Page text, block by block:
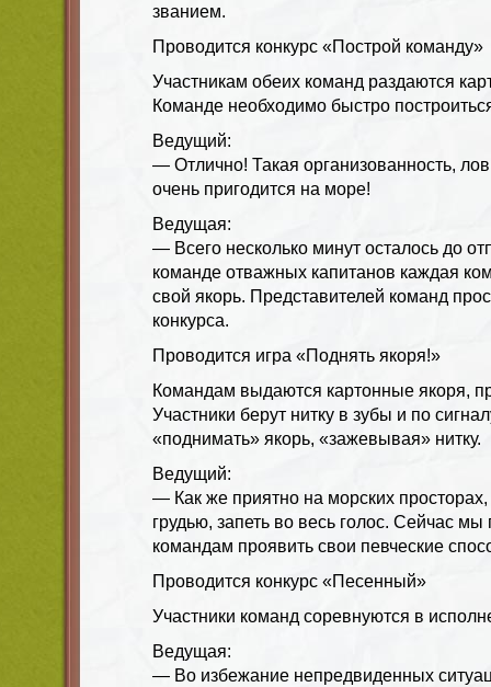
званием.
Проводится конкурс «Построй команду»
Участникам обеих команд раздаются
Команде необходимо быстро
Ведущий:
— Отлично! Такая организованность,
очень пригодится на море!
Ведущая:
— Всего несколько минут осталось до
команде отважных капитанов каждая
свой якорь. Представителей команд
конкурса.
Проводится игра «Поднять якоря!»
Командам выдаются картонные якоря,
Участники берут нитку в зубы и по
«поднимать» якорь, «зажевывая» нитку.
Ведущий:
— Как же приятно на морских
грудью, запеть во весь голос. Сейчас
командам проявить свои певческие
Проводится конкурс «Песенный»
Участники команд соревнуются в
Ведущая:
— Во избежание непредвиденных